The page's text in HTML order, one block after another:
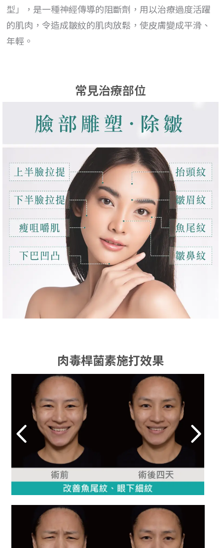
型」，是一種神經傳導的阻斷劑，用以治療過度活躍
的肌肉，令造成皺紋的肌肉放鬆，使皮膚變成平滑、
年輕。
常見治療部位
肉毒桿菌素施打效果